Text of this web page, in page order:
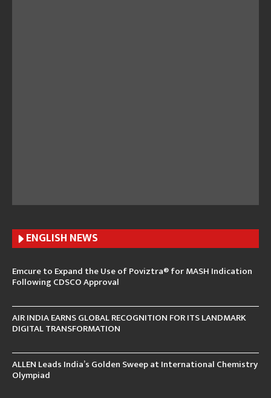
ENGLISH NEWS
Emcure to Expand the Use of Poviztra® for MASH Indication
Following CDSCO Approval
AIR INDIA EARNS GLOBAL RECOGNITION FOR ITS LANDMARK
DIGITAL TRANSFORMATION
ALLEN Leads India’s Golden Sweep at International Chemistry
Olympiad